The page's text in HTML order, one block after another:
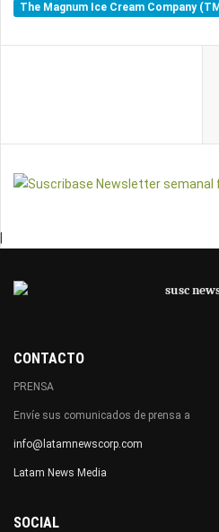
The Magnum Ice Cream Company
|
CONTACTO
PRENSA
Envíe sus comunicados de prensa a
info@latamnewscorp.com
Latam News Media
SOCIAL